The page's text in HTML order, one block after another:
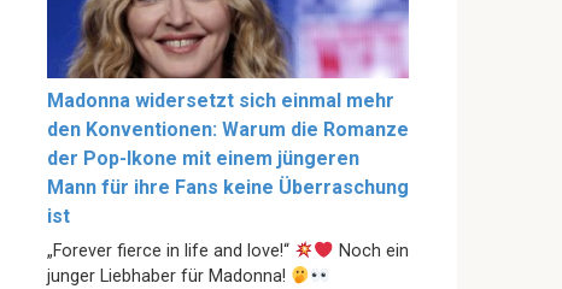
Madonna widersetzt sich einmal mehr
den Konventionen: Warum die Romanze
der Pop-Ikone mit einem jüngeren
Mann für ihre Fans keine Überraschung
ist
„Forever fierce in life and love!“
Noch ein
junger Liebhaber für Madonna!